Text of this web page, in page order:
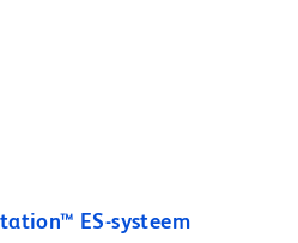
ES-systeem